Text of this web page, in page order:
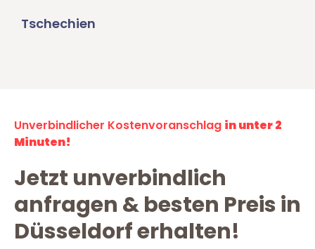
Tschechien
Unverbindlicher Kostenvoranschlag in unter 2
Minuten!
Jetzt unverbindlich
anfragen & besten Preis in
Düsseldorf erhalten!